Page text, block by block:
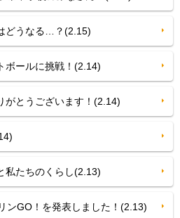
うなる…？(2.15)
ールに挑戦！(2.14)
がとうございます！(2.14)
たちのくらし(2.13)
GO！を発表しました！(2.13)